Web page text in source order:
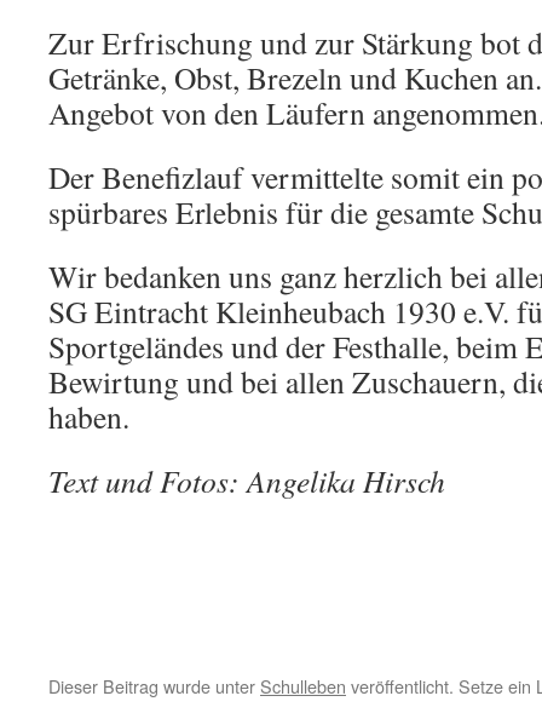
Zur Erfrischung und zur Stärkung bot
Getränke, Obst, Brezeln und Kuchen
Angebot von den Läufern
Der Benefizlauf vermittelte somit ein
spür­bares Erlebnis für die gesamte
Wir bedanken uns ganz herzlich bei
SG Eintracht Kleinheubach 1930 e.V.
Sportgeländes und der Festhalle, beim
Bewirtung und bei allen Zuschauern,
haben.
Text und Fotos: Angelika Hirsch
Dieser Beitrag wurde unter Schulleben veröffentlicht. Setze ein